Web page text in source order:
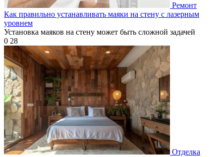
Ремонт
Как правильно устанавливать маяки на стену с лазерным
уровнем
Установка маяков на стену может быть сложной задачей
0 28
Отделка